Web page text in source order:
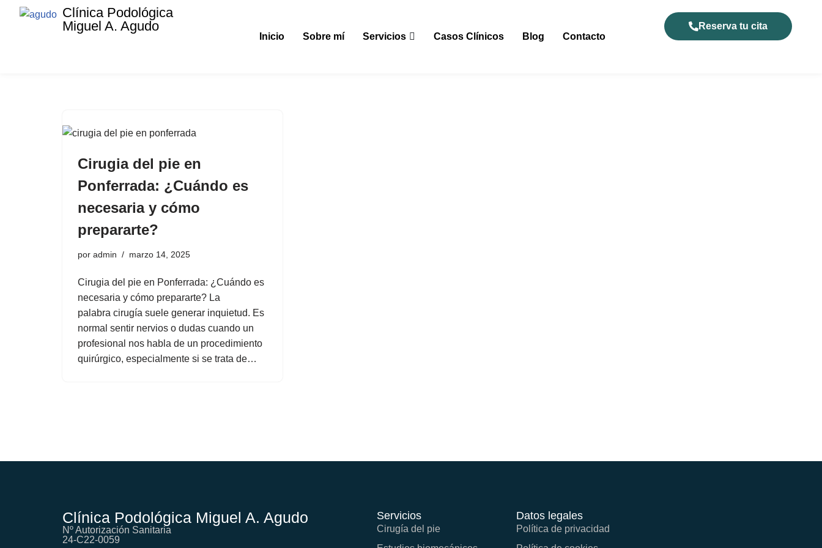
Clínica Podológica
Miguel A. Agudo
Inicio Sobre mí Servicios Casos Clínicos Blog Contacto
Reserva tu cita
Cirugia del pie en
Ponferrada: ¿Cuándo es
necesaria y cómo
prepararte?
por admin marzo 14, 2025
Cirugia del pie en Ponferrada: ¿Cuándo es
necesaria y cómo prepararte? La
palabra cirugía suele generar inquietud. Es
normal sentir nervios o dudas cuando un
profesional nos habla de un procedimiento
quirúrgico, especialmente si se trata de…
Clínica Podológica Miguel A. Agudo
Nº Autorización Sanitaria
24-C22-0059
Servicios
Cirugía del pie
Datos legales
Política de privacidad